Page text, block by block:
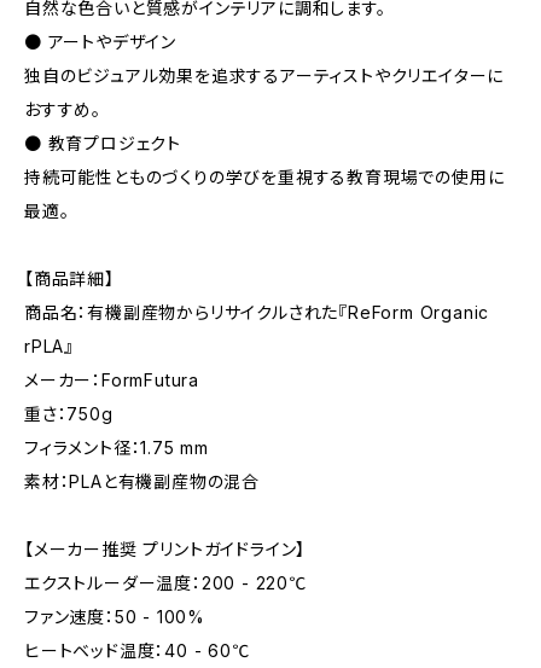
自然な色合いと質感がインテリアに調和します。
● アートやデザイン
独自のビジュアル効果を追求するアーティストやクリエイターに
おすすめ。
● 教育プロジェクト
持続可能性とものづくりの学びを重視する教育現場での使用に
最適。
【商品詳細】
商品名：有機副産物からリサイクルされた『ReForm Organic
rPLA』
メーカー：FormFutura
重さ：750g
フィラメント径：1.75 mm
素材：PLAと有機副産物の混合
【メーカー推奨 プリントガイドライン】
エクストルーダー温度：200 - 220℃
ファン速度：50 - 100%
ヒートベッド温度：40 - 60℃